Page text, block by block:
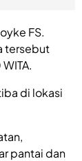
FS.
tersebut
di lokasi
pantai dan